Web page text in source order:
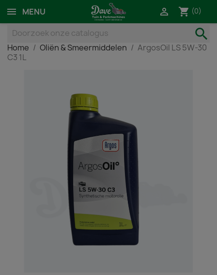
MENU  shopping_cart (0)
search
Home Oliën & Smeermiddelen
ArgosOil LS 5W-30
C3 1L